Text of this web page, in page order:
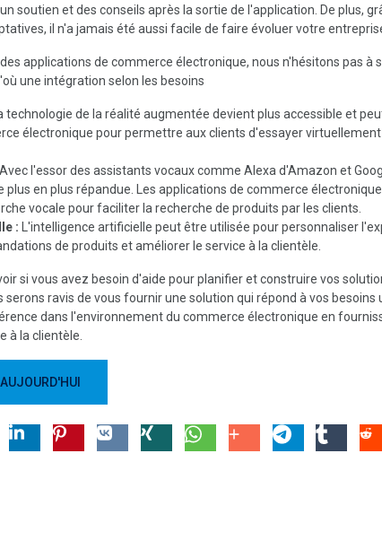
soutien et des conseils après la sortie de l'application. De plus,
il n'a jamais été aussi facile de faire évoluer votre
applications de commerce électronique, nous n'hésitons pas à
une intégration selon les besoins
technologie de la réalité augmentée devient plus accessible et
électronique pour permettre aux clients d'essayer
Avec l'essor des assistants vocaux comme Alexa d'Amazon et
plus en plus répandue. Les applications de commerce
vocale pour faciliter la recherche de produits par les clients.
: L'intelligence artificielle peut être utilisée pour personnaliser
de produits et améliorer le service à la clientèle.
si vous avez besoin d'aide pour planifier et construire vos
ravis de vous fournir une solution qui répond à vos besoins
dans l'environnement du commerce électronique en
à la clientèle.